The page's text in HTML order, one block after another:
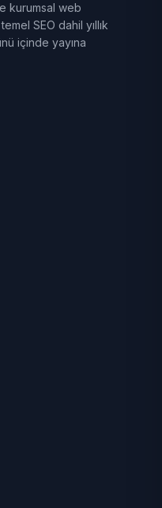
kurumsal web
SEO dahil yıllık
içinde yayına